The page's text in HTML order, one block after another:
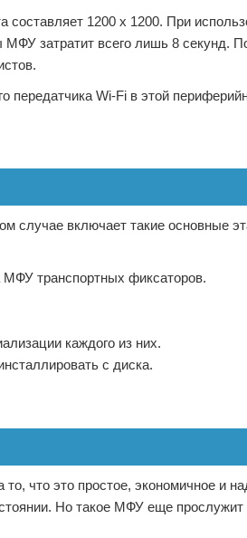
1200 х 1200. При
затратит всего лишь 8 секунд.
Wi-Fi в этой
случае включает такие основные
МФУ транспортных фиксаторов.
каждого из них.
с диска.
что это простое, экономичное и
Но такое МФУ еще прослужит